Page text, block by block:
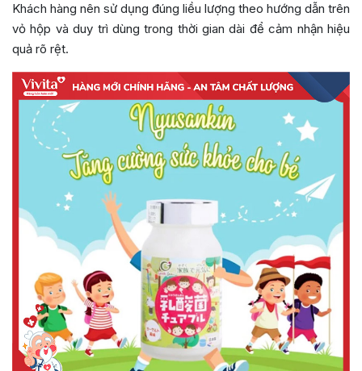
Khách hàng nên sử dụng đúng liều lượng theo hướng dẫn trên
vỏ hộp và duy trì dùng trong thời gian dài để cảm nhận hiệu
quả rõ rệt.